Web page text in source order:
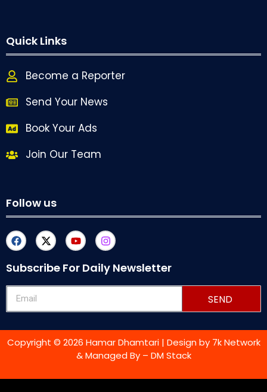
Quick Links
Become a Reporter
Send Your News
Book Your Ads
Join Our Team
Follow us
Subscribe For Daily Newsletter
SEND
Copyright © 2026 Hamar Dhamtari | Design by 7k Network
& Managed By – DM Stack